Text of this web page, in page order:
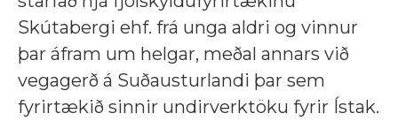
Skútabergi ehf. frá unga aldri og vinnur
þar áfram um helgar, meðal annars við
vegagerð á Suðausturlandi þar sem
fyrirtækið sinnir undirverktöku fyrir Ístak.